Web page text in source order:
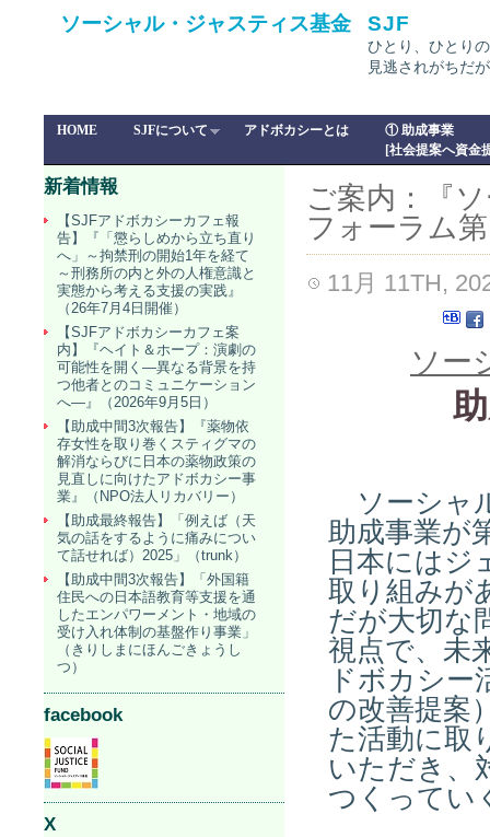
ソーシャル・ジャスティス基金 SJF
ひとり、ひとり
見逃されがちだ
HOME SJFについて アドボカシーとは
① 助成事業
[社会提案へ資金
ご案内：『
フォーラム
11月 11TH,
ソー
ソーシャ
助成事業が
日本にはジ
取り組みが
だが大切な
視点で、未
ドボカシー
の改善提案
た活動に取
いただき、
つくってい
新着情報
【SJFアドボカシーカフェ報
告】『「懲らしめから立ち直り
へ」～拘禁刑の開始1年を経て
～刑務所の内と外の人権意識と
実態から考える支援の実践』
（26年7月4日開催）
【SJFアドボカシーカフェ案
内】『ヘイト＆ホープ：演劇の
可能性を開く―異なる背景を持
つ他者とのコミュニケーション
へ―』（2026年9月5日）
【助成中間3次報告】『薬物依
存女性を取り巻くスティグマの
解消ならびに日本の薬物政策の
見直しに向けたアドボカシー事
業』（NPO法人リカバリー）
【助成最終報告】「例えば（天
気の話をするように痛みについ
て話せれば）2025」（trunk）
【助成中間3次報告】「外国籍
住民への日本語教育等支援を通
したエンパワーメント・地域の
受け入れ体制の基盤作り事業」
（きりしまにほんごきょうし
つ）
facebook
X